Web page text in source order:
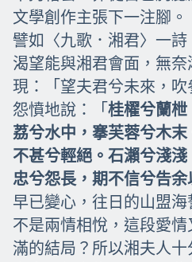
文學創作主張下一注腳。
譬如〈九歌．湘君〉一
渴望能與湘君會面，無
現：「望夫君兮未來，
怨憤地說：「 桂櫂兮蘭枻
荔兮水中，搴芙蓉兮木
不甚兮輕絕。石瀨兮淺
忠兮怨長，期不信兮告余
早已變心，往日的山盟
不是兩情相悅，這段愛
滿的結局？所以湘夫人